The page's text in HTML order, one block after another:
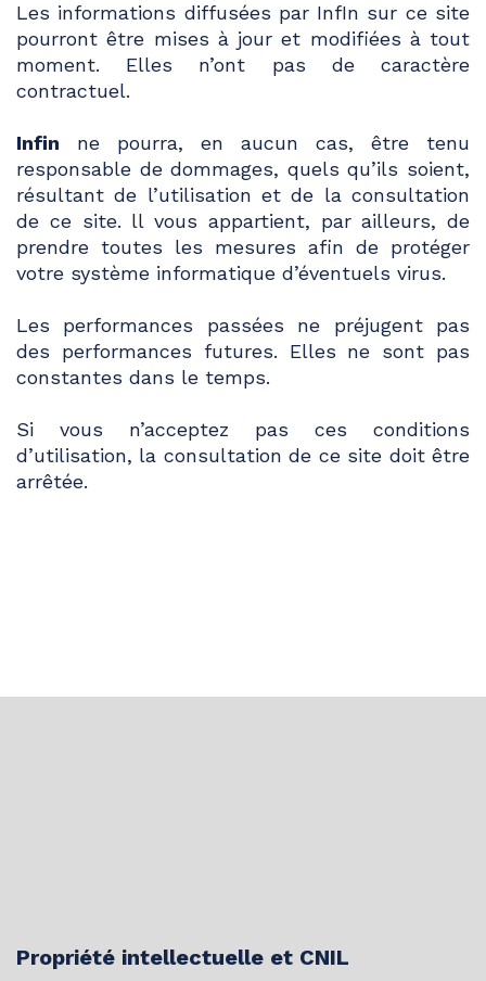
Les informations diffusées par InfIn sur ce site
pourront être mises à jour et modifiées à tout
moment. Elles n’ont pas de caractère
contractuel.
Infin ne pourra, en aucun cas, être tenu
responsable de dommages, quels qu’ils soient,
résultant de l’utilisation et de la consultation
de ce site. ll vous appartient, par ailleurs, de
prendre toutes les mesures afin de protéger
votre système informatique d’éventuels virus.
Les performances passées ne préjugent pas
des performances futures. Elles ne sont pas
constantes dans le temps.
Si vous n’acceptez pas ces conditions
d’utilisation, la consultation de ce site doit être
arrêtée.
Propriété intellectuelle et CNIL